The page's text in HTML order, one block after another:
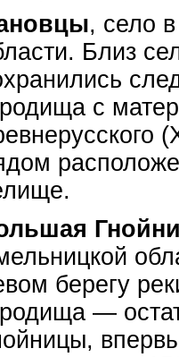
, село
Близ
с
берегу
—